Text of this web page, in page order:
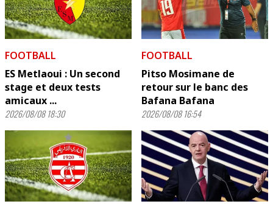
FOOTBALL
ES Metlaoui : Un second
stage et deux tests
amicaux ...
2026/08/08 18:30
FOOTBALL
Pitso Mosimane de
retour sur le banc des
Bafana Bafana
2026/08/08 16:54